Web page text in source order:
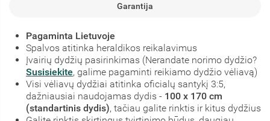
Garantija
Pagaminta Lietuvoje
Spalvos atitinka heraldikos reikalavimus
Įvairių dydžių pasirinkimas (Nerandate norimo dydžio?
Susisiekite, galime pagaminti reikiamo dydžio vėliavą)
Visi vėliavų dydžiai atitinka oficialų santykį 3:5,
dažniausiai naudojamas dydis - 100 x 170 cm
(standartinis dydis), tačiau galite rinktis ir kitus dydžius